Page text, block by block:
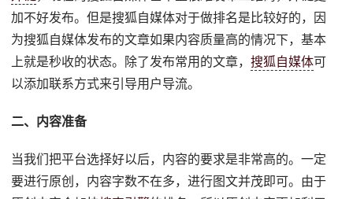
加不好发布。但是搜狐自媒体对于做排名是比较好的，因
为搜狐自媒体发布的文章如果内容质量高的情况下，基本
上就是秒收的状态。除了发布常用的文章，搜狐自媒体可
以添加联系方式来引导用户导流。
二、内容准备
当我们把平台选择好以后，内容的要求是非常高的。一定
要进行原创，内容字数不在多，进行图文并茂即可。由于